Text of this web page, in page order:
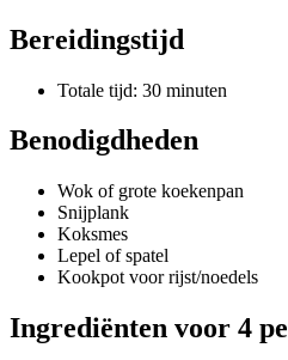
Bereidingstijd
Totale tijd: 30 minuten
Benodigdheden
Wok of grote koekenpan
Snijplank
Koksmes
Lepel of spatel
Kookpot voor rijst/noedels
Ingrediënten voor 4